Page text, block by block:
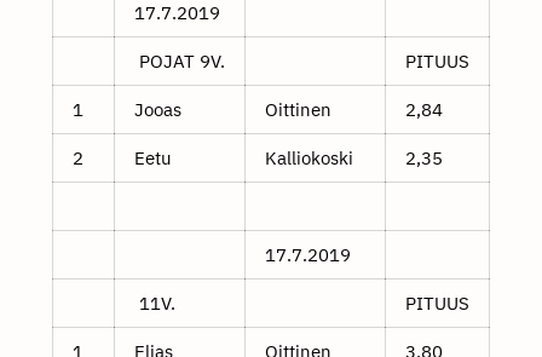
17.7.2019
POJAT 9V. PITUUS
1 Jooas Oittinen 2,84
2 Eetu Kalliokoski 2,35
17.7.2019
11V. PITUUS
1 Elias Oittinen 3,80